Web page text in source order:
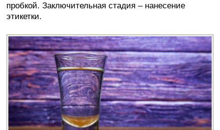
пробкой. Заключительная стадия – нанесение
этикетки.